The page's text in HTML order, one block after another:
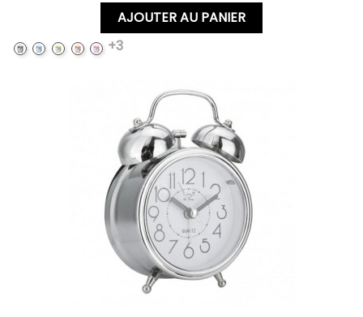
AJOUTER AU PANIER
BLACK
BLUEGREENORANGE
PINK
+3